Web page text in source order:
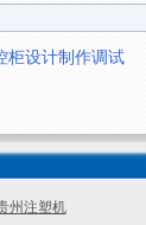
柜设计制作调试
州注塑机